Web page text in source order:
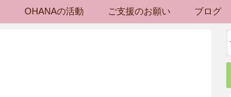
OHANAの活動 ご支援のお願い ブログ